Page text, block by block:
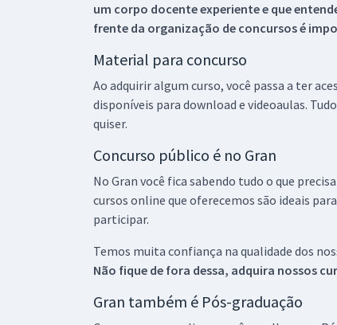
um corpo docente experiente e que
frente da organização de concursos é
Material para concurso
Ao adquirir algum curso, você passa a ter
disponíveis para download e videoaulas.
quiser.
Concurso público é no Gran
No Gran você fica sabendo tudo o que
cursos online que oferecemos são ideais
participar.
Temos muita confiança na qualidade dos
Não fique de fora dessa, adquira nossos
Gran também é Pós-graduação